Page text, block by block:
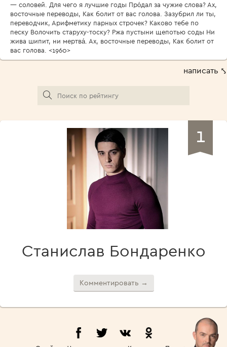
— соловей. Для чего я лучшие годы Про́дал за чужие слова? Ах,
восточные переводы, Как болит от вас голова. Зазубрил ли ты,
переводчик, Арифметику парных строчек? Каково тебе по
песку Волочить старуху-тоску? Ржа пустыни щепотью соды Ни
жива шипит, ни мертва́. Ах, восточные переводы, Как болит от
вас голова. <1960>
написать ⤣
1
Станислав Бондаренко
Комментировать →